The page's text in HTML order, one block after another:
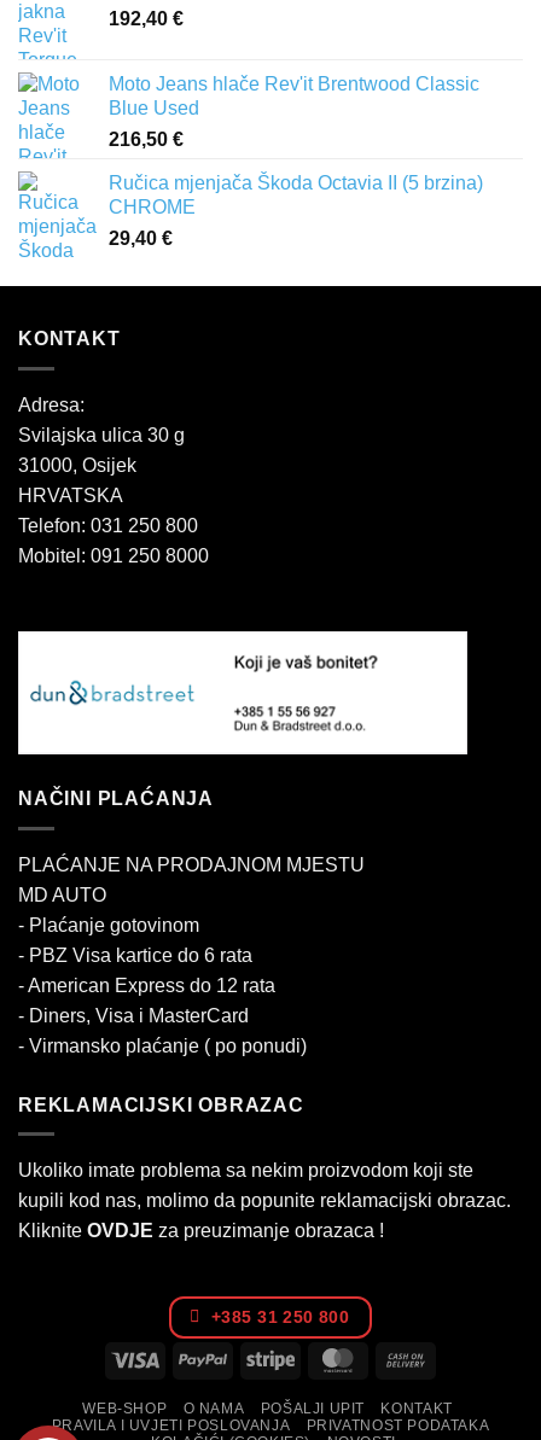
192,40 €
Moto Jeans hlače Rev'it Brentwood Classic
Blue Used
216,50 €
Ručica mjenjača Škoda Octavia II (5 brzina)
CHROME
29,40 €
KONTAKT
Adresa:
Svilajska ulica 30 g
31000, Osijek
HRVATSKA
Telefon: 031 250 800
Mobitel: 091 250 8000
NAČINI PLAĆANJA
PLAĆANJE NA PRODAJNOM MJESTU
MD AUTO
- Plaćanje gotovinom
- PBZ Visa kartice do 6 rata
- American Express do 12 rata
- Diners, Visa i MasterCard
- Virmansko plaćanje ( po ponudi)
REKLAMACIJSKI OBRAZAC
Ukoliko imate problema sa nekim proizvodom koji ste
kupili kod nas, molimo da popunite reklamacijski obrazac.
Kliknite OVDJE za preuzimanje obrazaca !
+385 31 250 800
Visa PayPal Stripe MasterCard
Delivery
WEB-SHOP O NAMA POŠALJI UPIT
KONTAKT
PRAVILA I UVJETI POSLOVANJA
PRIVATNOST PODATAKA